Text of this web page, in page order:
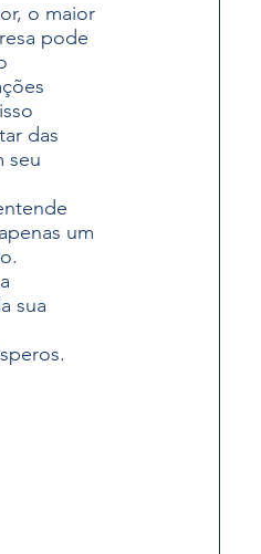
o maior
pode
das
seu
um
sua